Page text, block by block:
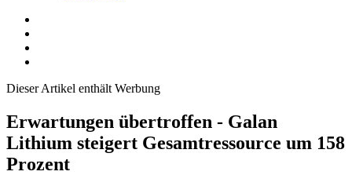
Dieser Artikel enthält Werbung
Erwartungen übertroffen - Galan
Lithium steigert Gesamtressource um 158
Prozent